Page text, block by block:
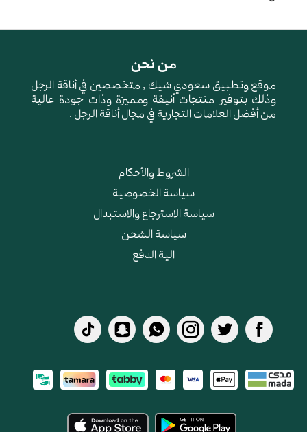
من نحن
موقع وتطبيق سعودي شيك , متخصصين في أناقة الرجل
وذلك بتوفير منتجات أنيقة ومميزة وذات جودة عالية
من أفضل العلامات التجارية في مجال أناقة الرجل .
الشروط والأحكام
سياسة الخصوصية
سياسة الاسترجاع والاستبدال
سياسة الشحن
الية الدفع